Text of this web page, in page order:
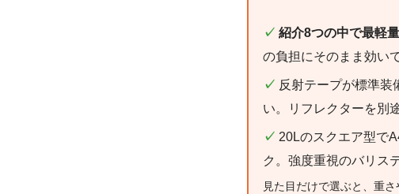
✓ 紹介8つの中で最軽
の負担にそのまま効い
✓ 反射テープが標準装
い。リフレクターを別
✓ 20Lのスクエア型で
ク。強度重視のバリス
見た目だけで選ぶと、重